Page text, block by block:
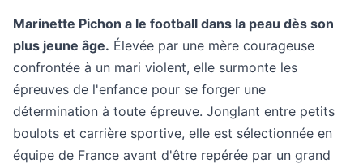
Marinette Pichon a le football dans la peau dès son
plus jeune âge. Élevée par une mère courageuse
confrontée à un mari violent, elle surmonte les
épreuves de l'enfance pour se forger une
détermination à toute épreuve. Jonglant entre petits
boulots et carrière sportive, elle est sélectionnée en
équipe de France avant d'être repérée par un grand